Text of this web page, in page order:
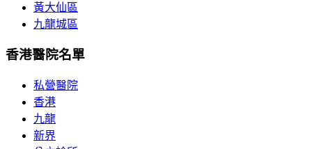
黃大仙區
九龍城區
香港醫院名單
私營醫院
香港
九龍
新界